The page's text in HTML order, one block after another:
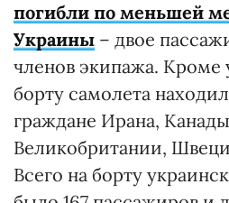
погибли по меньшей
Украины – двое
членов экипажа. Кроме
борту самолета
граждане Ирана,
Великобритании,
Всего на борту